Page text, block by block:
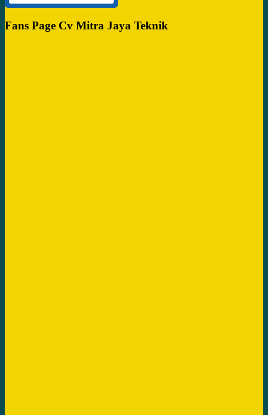
Fans Page Cv Mitra Jaya Teknik